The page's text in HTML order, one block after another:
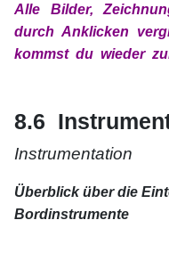
Alle Bilder,
durch Anklicken
kommst du wieder
8.6
Instrumentation
Überblick über die
Bordinstrumente